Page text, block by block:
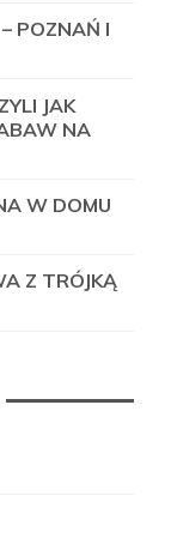
POZNAŃ I
JAK
NA
W DOMU
Z TRÓJKĄ